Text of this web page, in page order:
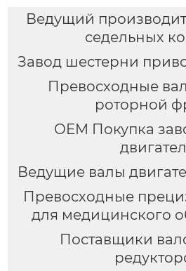
Ведущий
седельных
Завод шестерни
Превосходные
роторной
OEM Покупка
Ведущие валы
Превосходные
для медицинского
Поставщики